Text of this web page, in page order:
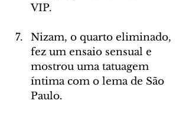
VIP.
Nizam, o quarto eliminado,
fez um ensaio sensual e
mostrou uma tatuagem
íntima com o lema de São
Paulo.